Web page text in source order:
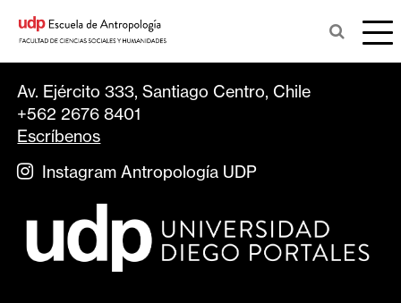
Av. Ejército 333, Santiago Centro, Chile
+562 2676 8401
Escríbenos
Instagram Antropología UDP